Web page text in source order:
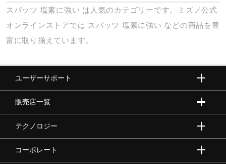
スパッツ 塩素に強い は人気のカテゴリーです。ミズノ公式
オンラインストアでは スパッツ 塩素に強い などの商品を豊
富に取り揃えています。
ユーザーサポート
販売店一覧
テクノロジー
コーポレート